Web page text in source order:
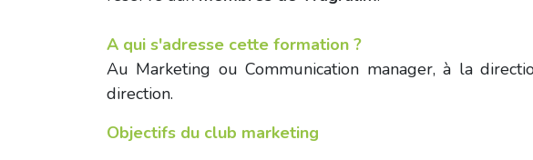
A qui s'adresse cette formation ?
Au Marketing ou Communication manager, à la
direction.
Objectifs du club marketing